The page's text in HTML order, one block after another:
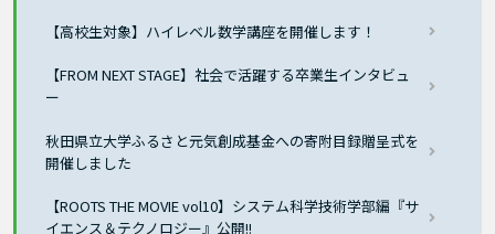
【高校生対象】ハイレベル数学講座を開催します！
【FROM NEXT STAGE】社会で活躍する卒業生インタビュ
ー
秋田県立大学ふるさと元気創成基金への寄附目録贈呈式を
開催しました
【ROOTS THE MOVIE vol10】システム科学技術学部編『サ
イエンス＆テクノロジー』公開!!